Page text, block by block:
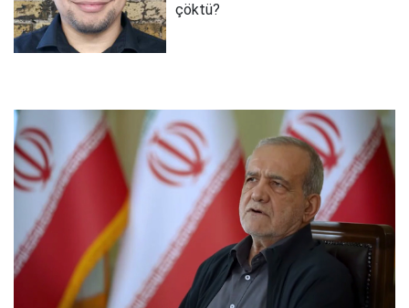
çöktü?